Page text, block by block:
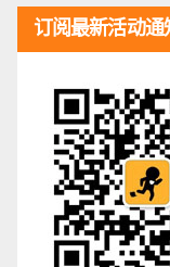
订阅最新活动通